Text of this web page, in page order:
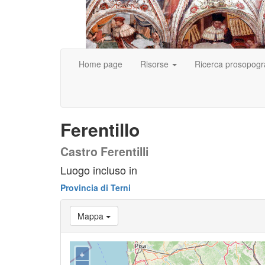
Home page Risorse Ricerca
Ferentillo
Castro Ferentilli
Luogo incluso in
Provincia di Terni
Mappa
+